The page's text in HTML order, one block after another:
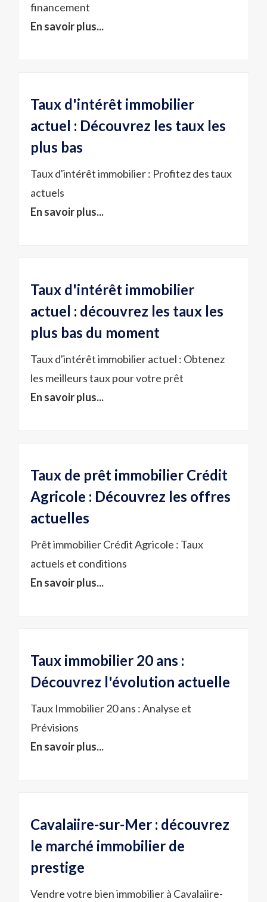
financement
En savoir plus...
Taux d'intérêt immobilier
actuel : Découvrez les taux les
plus bas
Taux d'intérêt immobilier : Profitez des taux
actuels
En savoir plus...
Taux d'intérêt immobilier
actuel : découvrez les taux les
plus bas du moment
Taux d'intérêt immobilier actuel : Obtenez
les meilleurs taux pour votre prêt
En savoir plus...
Taux de prêt immobilier Crédit
Agricole : Découvrez les offres
actuelles
Prêt immobilier Crédit Agricole : Taux
actuels et conditions
En savoir plus...
Taux immobilier 20 ans :
Découvrez l'évolution actuelle
Taux Immobilier 20 ans : Analyse et
Prévisions
En savoir plus...
Cavalaiire-sur-Mer : découvrez
le marché immobilier de
prestige
Vendre votre bien immobilier à Cavalaiire-